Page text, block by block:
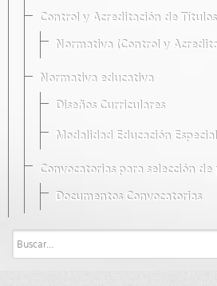
Control y Acreditación de Títulos
Normativa (Control y
Normativa educativa
Diseños Curriculares
Modalidad Educación Especial
Convocatorias para selección de
Documentos Convocatorias